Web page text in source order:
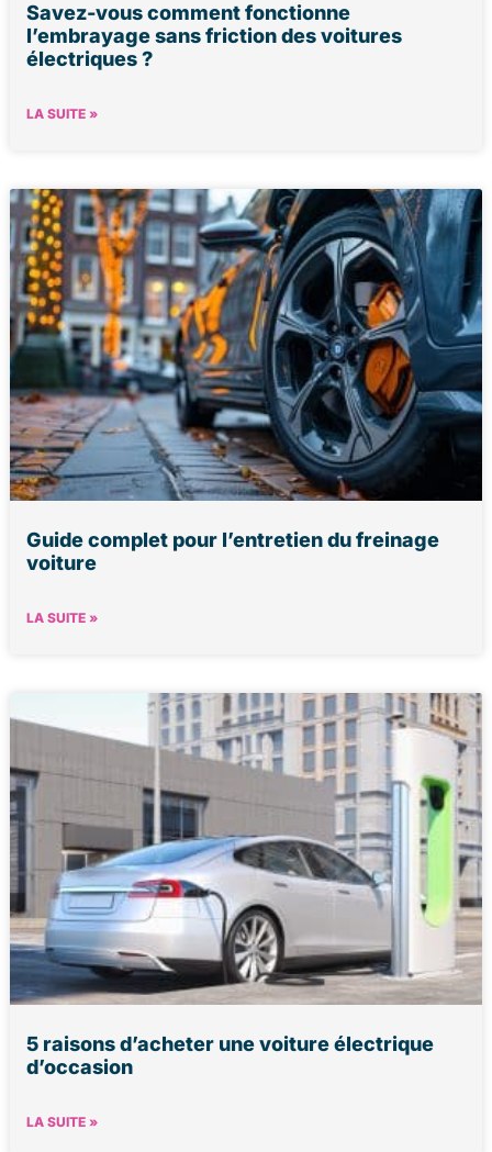
Savez-vous comment fonctionne
l’embrayage sans friction des voitures
électriques ?
LA SUITE »
Guide complet pour l’entretien du freinage
voiture
LA SUITE »
5 raisons d’acheter une voiture électrique
d’occasion
LA SUITE »